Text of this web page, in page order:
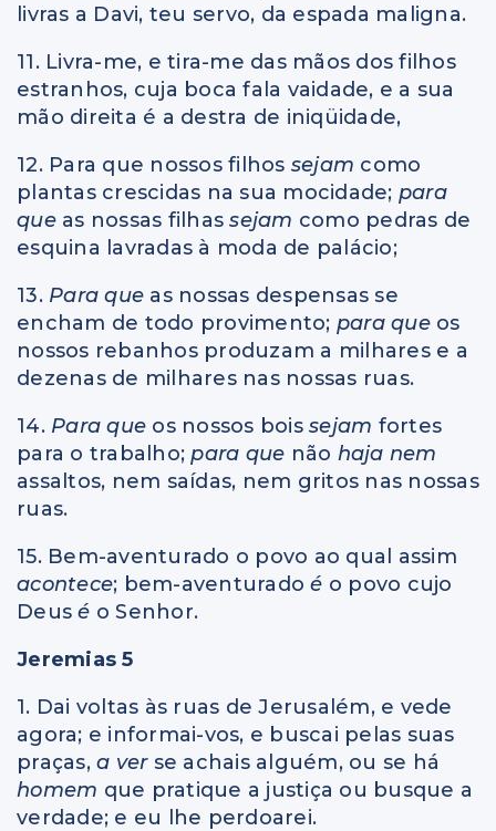
livras a Davi, teu servo, da espada maligna.
11. Livra-me, e tira-me das mãos dos filhos
estranhos, cuja boca fala vaidade, e a sua
mão direita é a destra de iniqüidade,
12. Para que nossos filhos sejam como
plantas crescidas na sua mocidade; para
que as nossas filhassejam como pedras de
esquina lavradas à moda de palácio;
13. Para que as nossas despensas se
encham de todo provimento; para que os
nossos rebanhos produzam a milhares e a
dezenas de milhares nas nossas ruas.
14. Para que os nossos bois sejam fortes
para o trabalho;para que não haja nem
assaltos, nem saídas, nem gritos nas nossas
ruas.
15. Bem-aventurado o povo ao qual assim
acontece; bem-aventuradoé o povo cujo
Deusé o Senhor.
Jeremias 5
1. Dai voltas às ruas de Jerusalém, e vede
agora; e informai-vos, e buscai pelas suas
praças, a ver se achais alguém, ou se há
homem que pratique a justiça ou busque a
verdade; e eu lhe perdoarei.